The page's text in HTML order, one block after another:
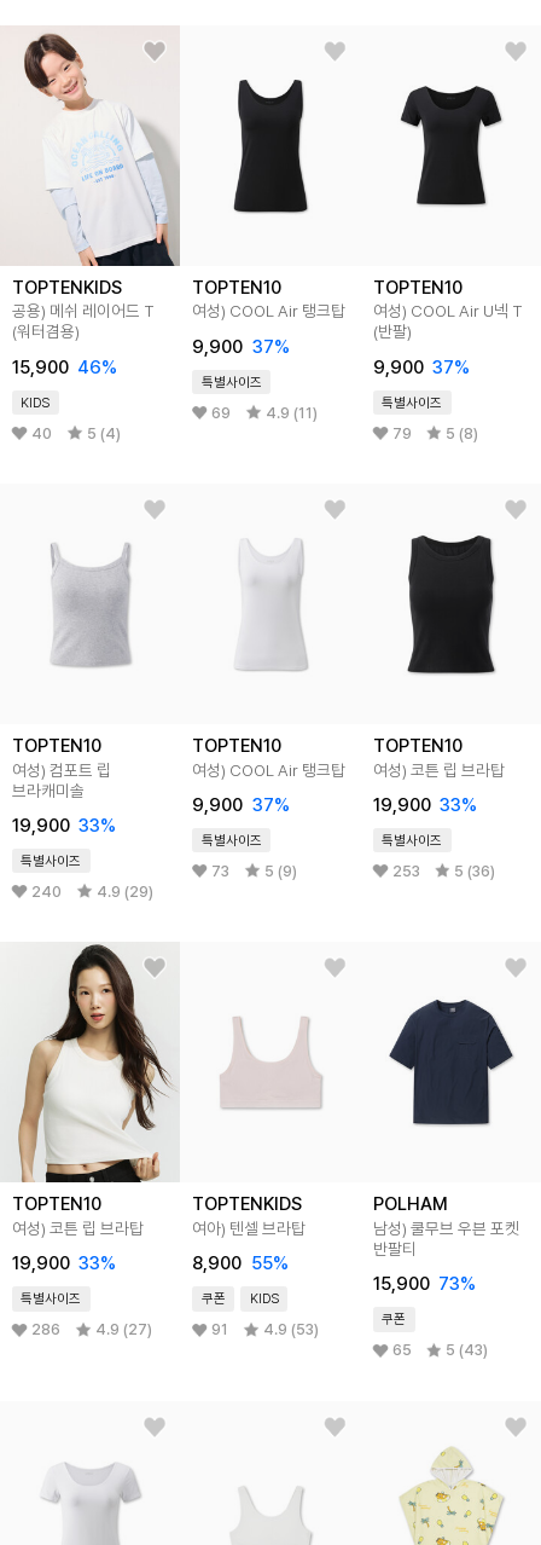
TOPTENKIDS
공용) 메쉬 레이어드 T
(워터겸용)
15,900 46%
KIDS
40 5 (4)
TOPTEN10
여성) COOL Air 탱크탑
9,900 37%
특별사이즈
69 4.9 (11)
TOPTEN10
여성) COOL Air U넥 T
(반팔)
9,900 37%
특별사이즈
79 5 (8)
TOPTEN10
여성) 컴포트 립
브라캐미솔
19,900 33%
특별사이즈
240 4.9 (29)
TOPTEN10
여성) COOL Air 탱크탑
9,900 37%
특별사이즈
73 5 (9)
TOPTEN10
여성) 코튼 립 브라탑
19,900 33%
특별사이즈
253 5 (36)
TOPTEN10
여성) 코튼 립 브라탑
19,900 33%
특별사이즈
286 4.9 (27)
TOPTENKIDS
여아) 텐셀 브라탑
8,900 55%
쿠폰 KIDS
91 4.9 (53)
POLHAM
남성) 쿨무브 우븐 포켓
반팔티
15,900 73%
쿠폰
65 5 (43)